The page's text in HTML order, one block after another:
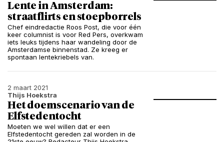
Lente in Amsterdam:
straatflirts en stoepborrels
Chef eindredactie Roos Post, die voor één
keer columnist is voor Red Pers, overkwam
iets leuks tijdens haar wandeling door de
Amsterdamse binnenstad. Ze kreeg er
spontaan lentekriebels van.
2 maart 2021
Thijs Hoekstra
Het doemscenario van de
Elfstedentocht
Moeten we wel willen dat er een
Elfstedentocht gereden zal worden in de